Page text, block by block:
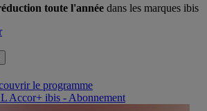
toute l'année dans les marques ibis
le programme
Accor+ ibis - Abonnement